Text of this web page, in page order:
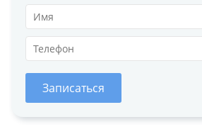
Записаться